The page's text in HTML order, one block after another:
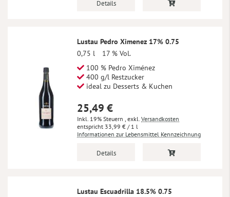
Details
Lustau Pedro Ximenez 17% 0.75
0,75 l
17 % Vol.
100 % Pedro Ximénez
400 g/l Restzucker
ideal zu Desserts & Kuchen
25,49 €
Inkl. 19% Steuern , exkl. Versandkosten
33,99 € / 1 l
Informationen zur Lebensmittel Kennzeichnung
Details
Lustau Escuadrilla 18.5% 0.75